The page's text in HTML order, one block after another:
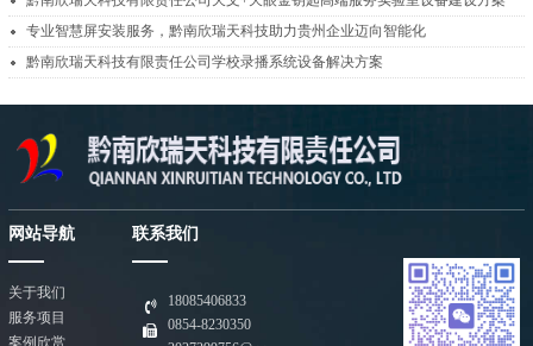
专业智慧屏安装服务，黔南欣瑞天科技助力贵州企业迈向智能化
黔南欣瑞天科技有限责任公司学校录播系统设备解决方案
网站导航
关于我们
服务项目
联系我们
18085406833
0854-8230350